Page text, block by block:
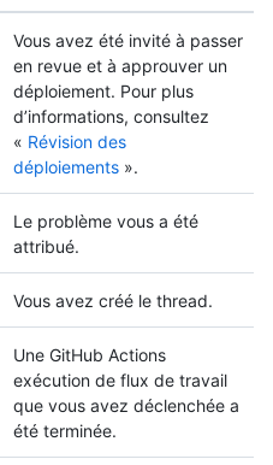
Vous avez été invité à passer
en revue et à approuver un
déploiement. Pour plus
d’informations, consultez
« Révision des
déploiements ».
Le problème vous a été
attribué.
Vous avez créé le thread.
Une GitHub Actions
exécution de flux de travail
que vous avez déclenchée a
été terminée.